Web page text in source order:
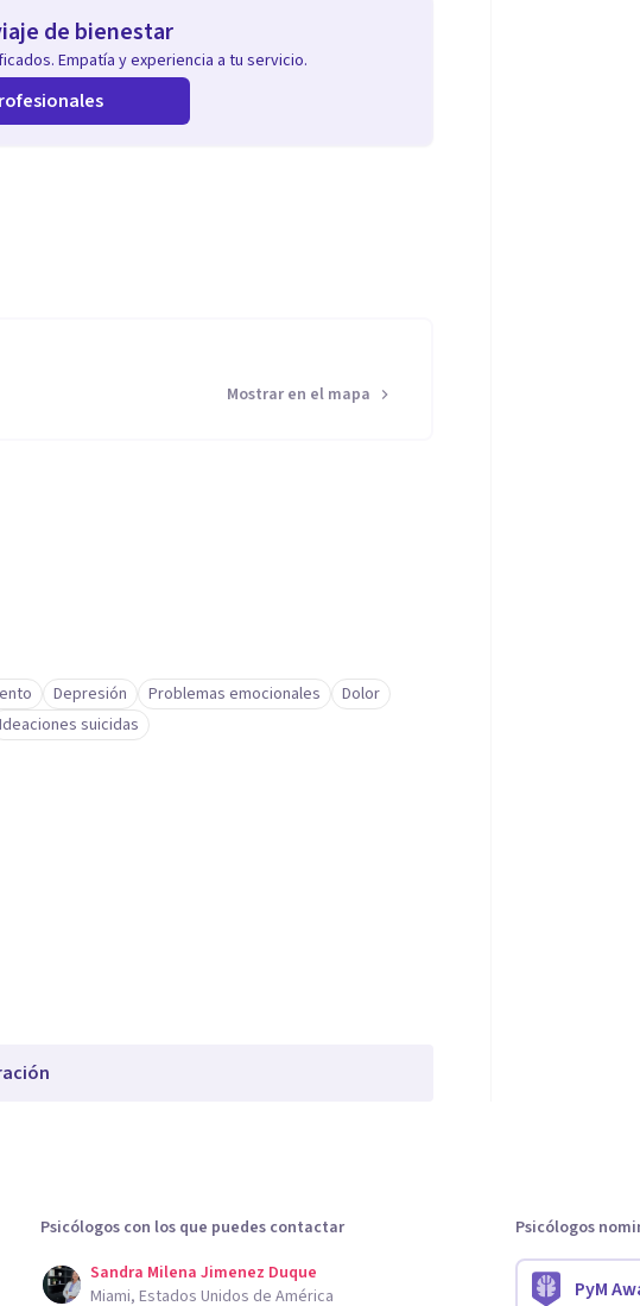
tips_psicoo.
de bienestar
Empatía y experiencia a tu servicio.
Mostrar en el mapa
Depresión Problemas emocionales
Dolor
Ideaciones suicidas
Psicólogos con los que puedes contactar
Sandra Milena Jimenez Duque
Miami, Estados Unidos de América
Psicólogos
PyM